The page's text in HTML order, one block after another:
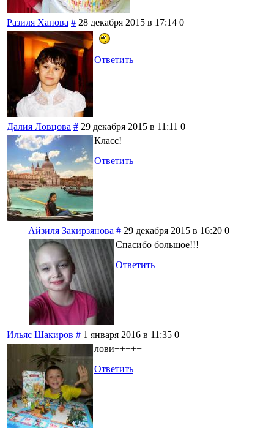
Разиля Ханова # 28 декабря 2015 в 17:14 0
Ответить
Далия Ловцова # 29 декабря 2015 в 11:11 0
Класс!
Ответить
Айзиля Закирзянова # 29 декабря 2015 в 16:20 0
Спасибо большое!!!
Ответить
Ильяс Шакиров # 1 января 2016 в 11:35 0
лови+++++
Ответить